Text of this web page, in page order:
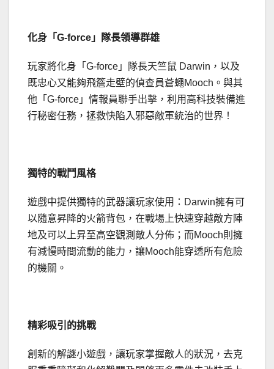
化身 「G-force 」 隊長領導群雄
玩家將化身「G-force」隊長天竺鼠 Darwin，以及
既忠心又能夠飛簷走壁的偵查員蒼蠅Mooch。與其
他「G-force」情報員聯手出擊，利用高科技裝備進
行秘密任務，拯救快陷入邪惡敵軍統治的世界！
獨特的戰鬥風格
遊戲中提供獨特的武器讓玩家使用：Darwin擁有可
以隨意昇降的火箭背包，在戰場上快速穿越敵方陣
地及可以上昇至高空觀測敵人分佈；而Mooch則擁
有減慢時間流動的能力，讓Mooch能穿透所有危險
的機關。
精彩吸引的挑戰
創新的解謎小遊戲，讓玩家掌握敵人的狀況，去克